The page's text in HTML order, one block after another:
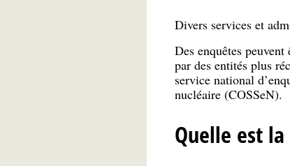
Divers services et
Des enquêtes
par des entités plus
service national
nucléaire (COSSeN).
Quelle est